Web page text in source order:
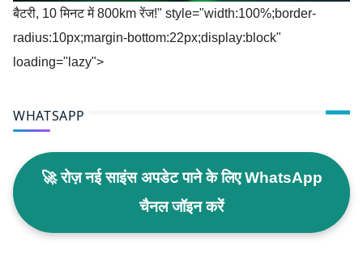
बैटरी, 10 मिनट में 800km रेंज!" style="width:100%;border-
radius:10px;margin-bottom:22px;display:block"
loading="lazy">
WHATSAPP
🚀 रोज़ नई साइंस अपडेट पाने के लिए WhatsApp
चैनल जॉइन करें